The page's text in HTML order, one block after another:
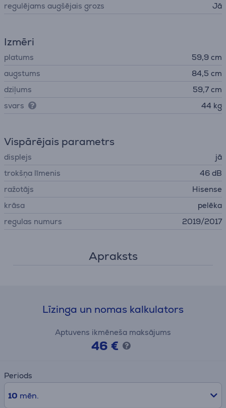
regulējams augšējais grozs Jā
Izmēri
platums
59,9 cm
augstums
84,5 cm
dziļums
59,7 cm
svars
44 kg
Vispārējais parametrs
displejs
jā
trokšņa līmenis
46 dB
ražotājs
Hisense
krāsa
pelēka
regulas numurs
2019/2017
Apraksts
Līzinga un nomas kalkulators
Aptuvens ikmēneša maksājums
46 €
Periods
10 mēn.